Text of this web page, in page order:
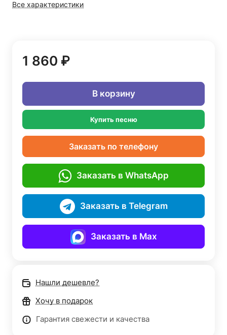
Все характеристики
1 860 ₽
В корзину
Купить песню
Заказать по телефону
Заказать в WhatsApp
Заказать в Telegram
Заказать в Max
Нашли дешевле?
Хочу в подарок
Гарантия свежести и качества